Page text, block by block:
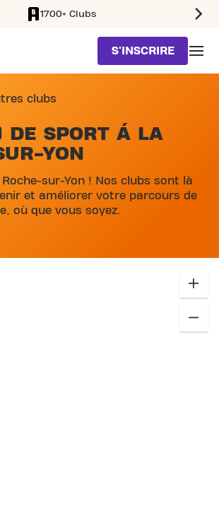
1700+ Clubs
S'INSCRIRE
clubs
DE SPORT Á LA
YON
Roche-sur-Yon ! Nos clubs sont là
et améliorer votre parcours de
où que vous soyez.